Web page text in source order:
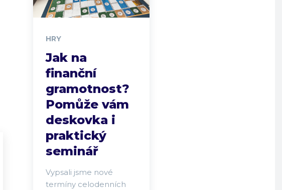
HRY
Jak na
finanční
gramotnost?
Pomůže vám
deskovka i
praktický
seminář
Vypsali jsme nové
termíny celodenních